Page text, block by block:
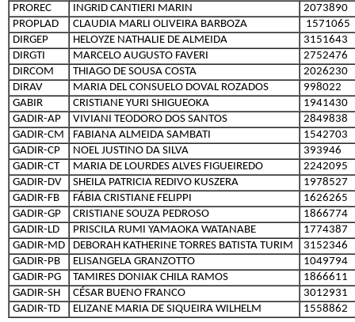
PROREC
INGRID CANTIERI MARIN
2073890
PROPLAD
CLAUDIA MARLI OLIVEIRA BARBOZA
1571065
DIRGEP
HELOYZE NATHALIE DE ALMEIDA
3151643
DIRGTI
MARCELO AUGUSTO FAVERI
2752476
DIRCOM
THIAGO DE SOUSA COSTA
2026230
DIRAV
MARIA DEL CONSUELO DOVAL ROZADOS
998022
GABIR
CRISTIANE YURI SHIGUEOKA
1941430
GADIR-AP
VIVIANI TEODORO DOS SANTOS
2849838
GADIR-CM
FABIANA ALMEIDA SAMBATI
1542703
GADIR-CP
NOEL JUSTINO DA SILVA
393946
GADIR-CT
MARIA DE LOURDES ALVES FIGUEIREDO
2242095
GADIR-DV
SHEILA PATRICIA REDIVO KUSZERA
1978527
GADIR-FB
FÁBIA CRISTIANE FELIPPI
1626265
GADIR-GP
CRISTIANE SOUZA PEDROSO
1866774
GADIR-LD
PRISCILA RUMI YAMAOKA WATANABE
1774387
GADIR-MD
DEBORAH KATHERINE TORRES BATISTA TURIM
3152346
GADIR-PB
ELISANGELA GRANZOTTO
1049794
GADIR-PG
TAMIRES DONIAK CHILA RAMOS
1866611
GADIR-SH
CÉSAR BUENO FRANCO
3012931
GADIR-TD
ELIZANE MARIA DE SIQUEIRA WILHELM 1558862